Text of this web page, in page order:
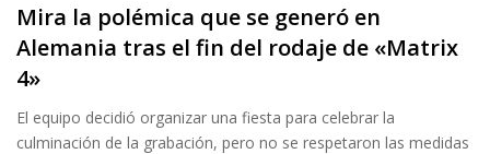
Mira la polémica que se generó en
Alemania tras el fin del rodaje de «Matrix
4»
El equipo decidió organizar una fiesta para celebrar la
culminación de la grabación, pero no se respetaron las medidas